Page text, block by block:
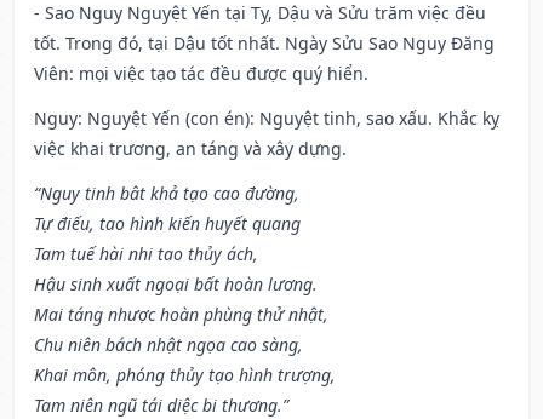
- Sao Nguy Nguyệt Yến tại Tỵ, Dậu và Sửu trăm việc đều
tốt. Trong đó, tại Dậu tốt nhất. Ngày Sửu Sao Nguy Đăng
Viên: mọi việc tạo tác đều được quý hiển.
Nguy: Nguyệt Yến (con én): Nguyệt tinh, sao xấu. Khắc kỵ
việc khai trương, an táng và xây dựng.
“Nguy tinh bât khả tạo cao đường,
Tự điếu, tao hình kiến huyết quang
Tam tuế hài nhi tao thủy ách,
Hậu sinh xuất ngoại bất hoàn lương.
Mai táng nhược hoàn phùng thử nhật,
Chu niên bách nhật ngọa cao sàng,
Khai môn, phóng thủy tạo hình trượng,
Tam niên ngũ tái diệc bi thương.”